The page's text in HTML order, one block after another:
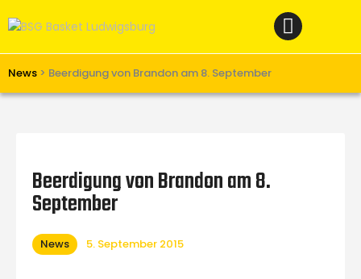
News > Beerdigung von Brandon am 8. September
Verein
Unterstützen
Beerdigung von Brandon am 8.
September
News 5. September 2015